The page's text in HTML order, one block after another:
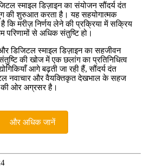
स्माइल डिज़ाइन का संयोजन सौंदर्य दंत
की शुरुआत करता है। यह सहयोगात्मक
कि मरीज़ निर्णय लेने की प्रक्रिया में सक्रिय
से अधिक संतुष्टि हो।
डिजिटल स्माइल डिज़ाइन का सहजीवन
की खोज में एक छलांग का प्रतिनिधित्व
आगे बढ़ती जा रही हैं, सौंदर्य दंत
नवाचार और वैयक्तिकृत देखभाल के सहज
की ओर अग्रसर है।
और अधिक जानें